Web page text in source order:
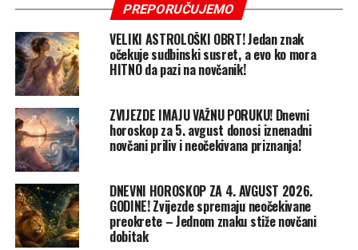
PREPORUČUJEMO
VELIKI ASTROLOŠKI OBRT! Jedan znak
očekuje sudbinski susret, a evo ko mora
HITNO da pazi na novčanik!
ZVIJEZDE IMAJU VAŽNU PORUKU! Dnevni
horoskop za 5. avgust donosi iznenadni
novčani priliv i neočekivana priznanja!
DNEVNI HOROSKOP ZA 4. AVGUST 2026.
GODINE! Zvijezde spremaju neočekivane
preokrete – Jednom znaku stiže novčani
dobitak